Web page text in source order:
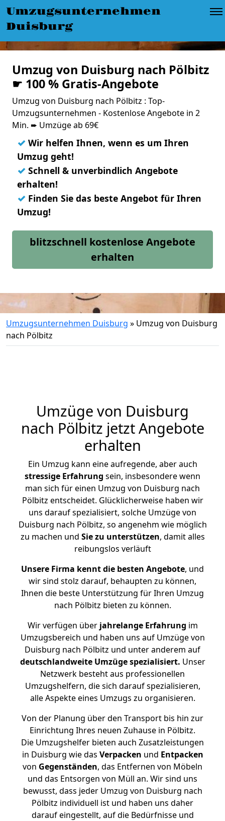
Umzugsunternehmen
Duisburg
Umzug von Duisburg nach Pölbitz
☛ 100 % Gratis-Angebote
Umzug von Duisburg nach Pölbitz : Top-
Umzugsunternehmen - Kostenlose Angebote in 2
Min. ➨ Umzüge ab 69€
✓ Wir helfen Ihnen, wenn es um Ihren
Umzug geht!
✓ Schnell & unverbindlich Angebote
erhalten!
✓ Finden Sie das beste Angebot für Ihren
Umzug!
blitzschnell kostenlose Angebote
erhalten
Umzugsunternehmen Duisburg » Umzug von Duisburg
nach Pölbitz
Umzüge von Duisburg
nach Pölbitz jetzt Angebote
erhalten
Ein Umzug kann eine aufregende, aber auch
stressige Erfahrung sein, insbesondere wenn
man sich für einen Umzug von Duisburg nach
Pölbitz entscheidet. Glücklicherweise haben wir
uns darauf spezialisiert, solche Umzüge von
Duisburg nach Pölbitz, so angenehm wie möglich
zu machen und Sie zu unterstützen, damit alles
reibungslos verläuft
Unsere Firma kennt die besten Angebote, und
wir sind stolz darauf, behaupten zu können,
Ihnen die beste Unterstützung für Ihren Umzug
nach Pölbitz bieten zu können.
Wir verfügen überjahrelange Erfahrung im
Umzugsbereich und haben uns auf Umzüge von
Duisburg nach Pölbitz und unter anderem auf
deutschlandweite Umzüge spezialisiert. Unser
Netzwerk besteht aus professionellen
Umzugshelfern, die sich darauf spezialisieren,
alle Aspekte eines Umzugs zu organisieren.
Von der Planung über den Transport bis hin zur
Einrichtung Ihres neuen Zuhause in Pölbitz.
Die Umzugshelfer bieten auch Zusatzleistungen
in Duisburg wie das Verpacken und Entpacken
von Gegenständen, das Entfernen von Möbeln
und das Entsorgen von Müll an. Wir sind uns
bewusst, dass jeder Umzug von Duisburg nach
Pölbitz individuell ist und haben uns daher
darauf eingestellt, auf die Bedürfnisse und